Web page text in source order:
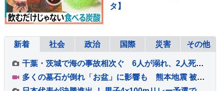
タ】
新着 社会 政治 国際 災害 その他
千葉・茨城で海の事故相次ぐ 6人が溺れ、2人死亡・1人重体
多くの墓石が倒れ「お盆」に影響も 熊本地震 被災地復旧急ぐ